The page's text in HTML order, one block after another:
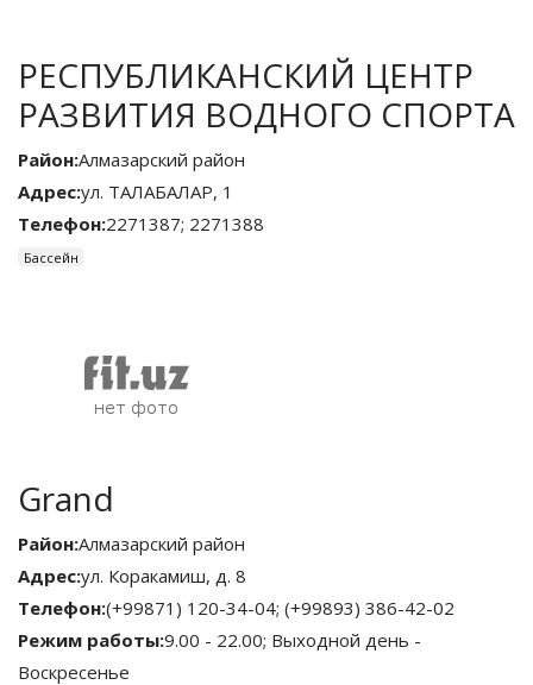
РЕСПУБЛИКАНСКИЙ ЦЕНТР
РАЗВИТИЯ ВОДНОГО СПОРТА
Район:Алмазарский район
Адрес:ул. ТАЛАБАЛАР, 1
Телефон:2271387; 2271388
Бассейн
Grand
Район:Алмазарский район
Адрес:ул. Коракамиш, д. 8
Телефон:(+99871) 120-34-04; (+99893) 386-42-02
Режим работы:9.00 - 22.00; Выходной день -
Воскресенье